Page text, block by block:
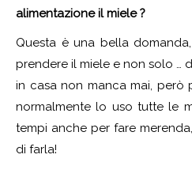
alimentazione il miele ?
Questa è una bella
prendere il miele e non solo …
in casa non manca mai, però
normalmente lo uso tutte le
tempi anche per fare
di farla!